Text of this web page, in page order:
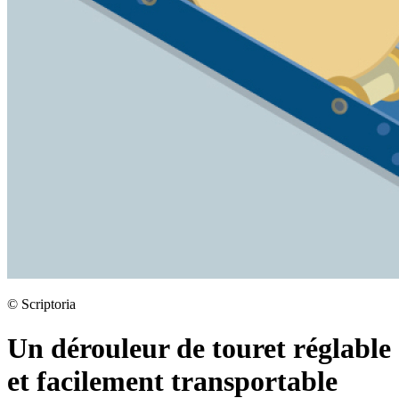
© Scriptoria
Un dérouleur de touret réglable
et facilement transportable